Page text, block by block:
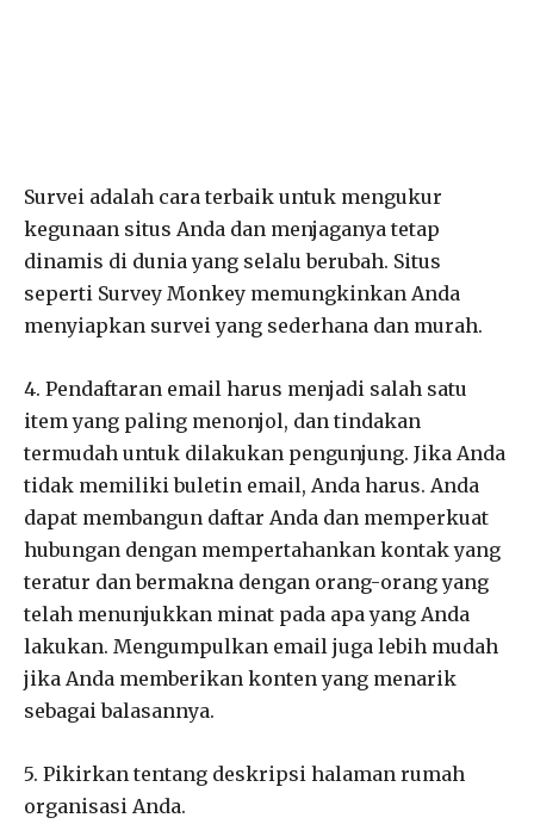
Survei adalah cara terbaik untuk mengukur
kegunaan situs Anda dan menjaganya tetap
dinamis di dunia yang selalu berubah. Situs
seperti Survey Monkey memungkinkan Anda
menyiapkan survei yang sederhana dan murah.
4. Pendaftaran email harus menjadi salah satu
item yang paling menonjol, dan tindakan
termudah untuk dilakukan pengunjung. Jika Anda
tidak memiliki buletin email, Anda harus. Anda
dapat membangun daftar Anda dan memperkuat
hubungan dengan mempertahankan kontak yang
teratur dan bermakna dengan orang-orang yang
telah menunjukkan minat pada apa yang Anda
lakukan. Mengumpulkan email juga lebih mudah
jika Anda memberikan konten yang menarik
sebagai balasannya.
5. Pikirkan tentang deskripsi halaman rumah
organisasi Anda.